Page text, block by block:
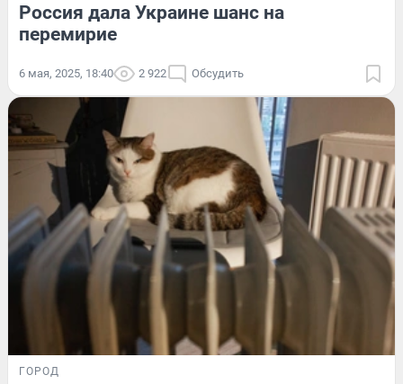
Россия дала Украине шанс на
перемирие
6 мая, 2025, 18:40 2 922 Обсудить
ГОРОД